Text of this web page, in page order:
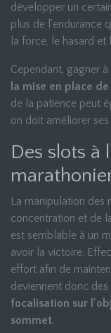
développer un
plus de l'endurance
la force, le hasard et
Cependant, gagner
la mise en place
de la patience peut
on doit améliorer
Des slots à
La manipulation des
concentration et de
est semblable à un
avoir la victoire.
effort afin de
deviennent donc
focalisation sur
sommet.